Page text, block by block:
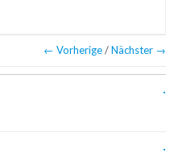
← Vorherige/Nächster →